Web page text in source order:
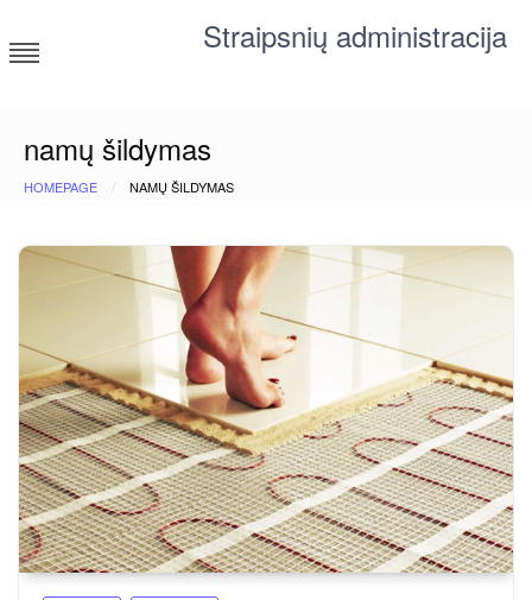
to
content
Straipsnių administracija
namų šildymas
HOMEPAGE NAMŲ ŠILDYMAS